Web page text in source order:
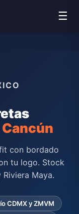
☰
Cancún
con bordado
tu logo. Stock
Maya.
CDMX y ZMVM